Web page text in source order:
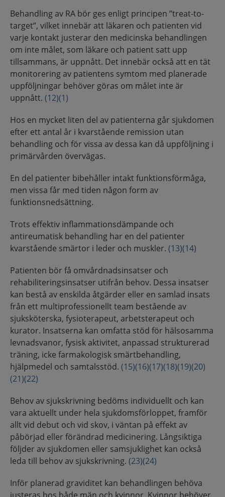
Behandling av RA bör ges enligt principen ”treat-to-
target”, vilket innebär att läkaren och patienten vid
varje kontakt justerar den medicinska behandlingen
om inte målet, som läkare och patient satt upp
tillsammans, är uppnått. Det innebär också att en tät
monitorering av patientens symtom med planerade
uppföljningar behöver göras om målet inte är
uppnått. (12)(1)
Hos en mycket liten del av patienterna går sjukdomen
efter ett antal år i kvarstående remission utan
behandling och för vissa av dessa kan då uppföljning i
primärvården övervägas.
En del patienter bibehåller intakt funktionsförmåga,
men vissa får med tiden någon form av
funktionsnedsättning.
Trots effektiv inflammationsdämpande och
antireumatisk behandling har en del patienter
kvarstående smärtor i leder och muskler. (13)(14)
Patienten bör få omvårdnadsinsatser och
rehabiliteringsinsatser utifrån behov. Dessa insatser
kan bestå av enskilda åtgärder eller en samlad insats
från ett multiprofessionellt team bestående av
sjuksköterska, fysioterapeut, arbetsterapeut och
kurator. Insatserna kan omfatta stöd för hälsosamma
levnadsvanor, fysisk aktivitet, anpassad strukturerad
träning, icke farmakologisk smärtbehandling,
hjälpmedel och samtalsstöd. (15)(16)(17)(18)(19)(20)
(21)(22)
Behov av sjukskrivning bedöms individuellt och kan
vara aktuellt under hela sjukdomsförloppet, framför
allt vid debut och vid skov, i väntan på effekt av
påbörjad eller förändrad medicinering. Långsiktiga
följder av sjukdomen eller samsjuklighet kan också
leda till behov av sjukskrivning. (23)(24)
Inför planerad graviditet kan behandlingen behöva